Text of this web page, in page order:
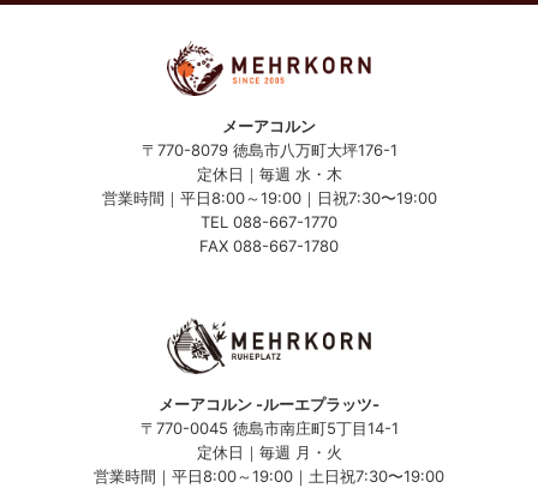
メーアコルン
〒770-8079 徳島市八万町大坪176-1
定休日｜毎週 水・木
営業時間｜平日8:00～19:00｜ 日祝7:30〜19:00
TEL 088-667-1770
FAX 088-667-1780
メーアコルン -ルーエプラッツ-
〒770-0045 徳島市南庄町5丁目14-1
定休日｜毎週 月・火
営業時間｜平日8:00～19:00｜土日祝7:30〜19:00